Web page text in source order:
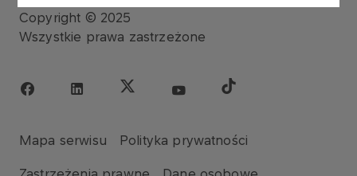
Copyright © 2025
Wszystkie prawa zastrzeżone
Mapa serwisu Polityka prywatności